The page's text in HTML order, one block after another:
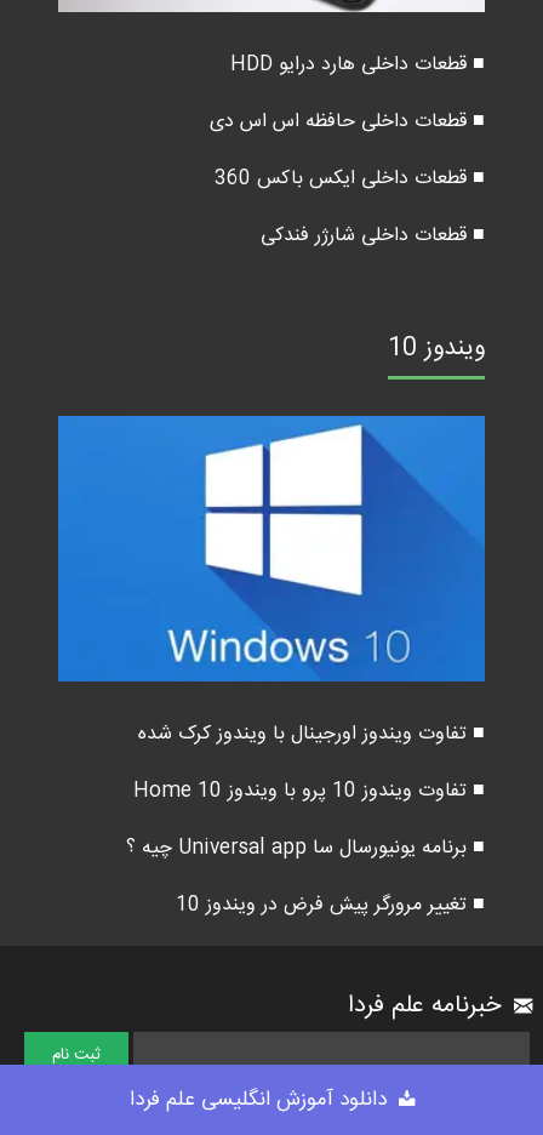
■ قطعات داخلی هارد درایو HDD
■ قطعات داخلی حافظه اس اس دی
■ قطعات داخلی ایکس باکس 360
■ قطعات داخلی شارژر فندکی
ویندوز 10
■ تفاوت ویندوز اورجینال با ویندوز کرک شده
■ تفاوت ویندوز 10 پرو با ویندوز 10 Home
■ برنامه یونیورسال سا Universal app چیه ؟
■ تغییر مرورگر پیش فرض در ویندوز 10
خبرنامه علم فردا
دانلود آموزش انگلیسی علم فردا